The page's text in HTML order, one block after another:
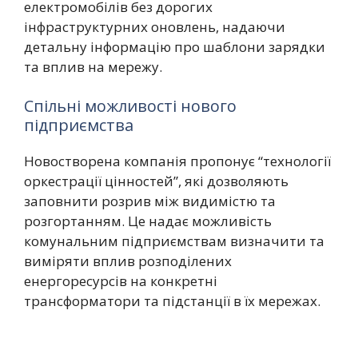
електромобілів без дорогих
інфраструктурних оновлень, надаючи
детальну інформацію про шаблони зарядки
та вплив на мережу.
Спільні можливості нового
підприємства
Новостворена компанія пропонує “технології
оркестрації цінностей”, які дозволяють
заповнити розрив між видимістю та
розгортанням. Це надає можливість
комунальним підприємствам визначити та
виміряти вплив розподілених
енергоресурсів на конкретні
трансформатори та підстанції в їх мережах.